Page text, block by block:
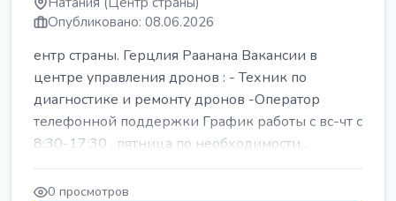
Опубликовано: 08.06.2026
ентр страны. Герцлия Раанана Вакансии в
центре управления дронов : - Техник по
диагностике и ремонту дронов -Оператор
телефонной поддержки График работы с вс-чт с
8:30-17:30 , пятница по необходимости...
0 просмотров